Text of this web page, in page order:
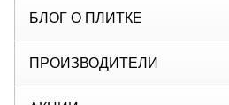
БЛОГ О ПЛИТКЕ
ПРОИЗВОДИТЕЛИ